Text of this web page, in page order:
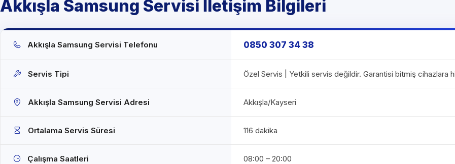
Akkışla Samsung Servisi İletişim Bilgileri
Akkışla Samsung Servisi Telefonu 0850 307 34 38
Servis Tipi Özel Servis | Yetkili servis değildir. Garantisi bitmiş cihazlara
Akkışla Samsung Servisi Adresi Akkışla/Kayseri
Ortalama Servis Süresi 116 dakika
Çalışma Saatleri 08:00 – 20:00